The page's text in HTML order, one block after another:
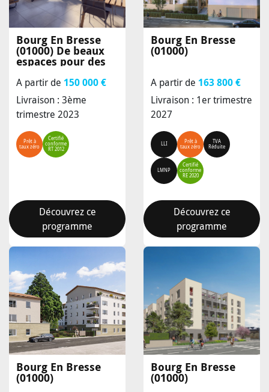
Bourg En Bresse
(01000) De beaux
espaces pour des
A partir de 150 000 €
Livraison : 3ème
trimestre 2023
Prêt à
taux zéro
Certifié
conforme
RT 2012
Découvrez ce
programme
Bourg En Bresse
(01000)
A partir de 163 800 €
Livraison : 1er trimestre
2027
LLI
Prêt à
taux zéro
TVA
Réduite
LMNP
Certifié
conforme
RE 2020
Découvrez ce
programme
Bourg En Bresse
(01000)
Bourg En Bresse
(01000)